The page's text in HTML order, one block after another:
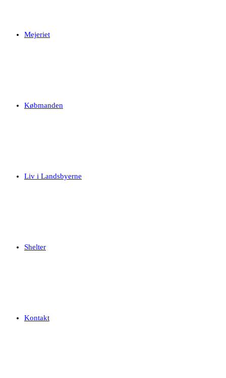
Mejeriet
Købmanden
Liv i Landsbyerne
Shelter
Kontakt